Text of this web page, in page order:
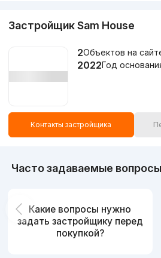
Застройщик Sam House
2Объектов на
2022Год
Контакты застройщика
Часто задаваемые вопросы
Какие вопросы нужно
задать застройщику перед
покупкой?